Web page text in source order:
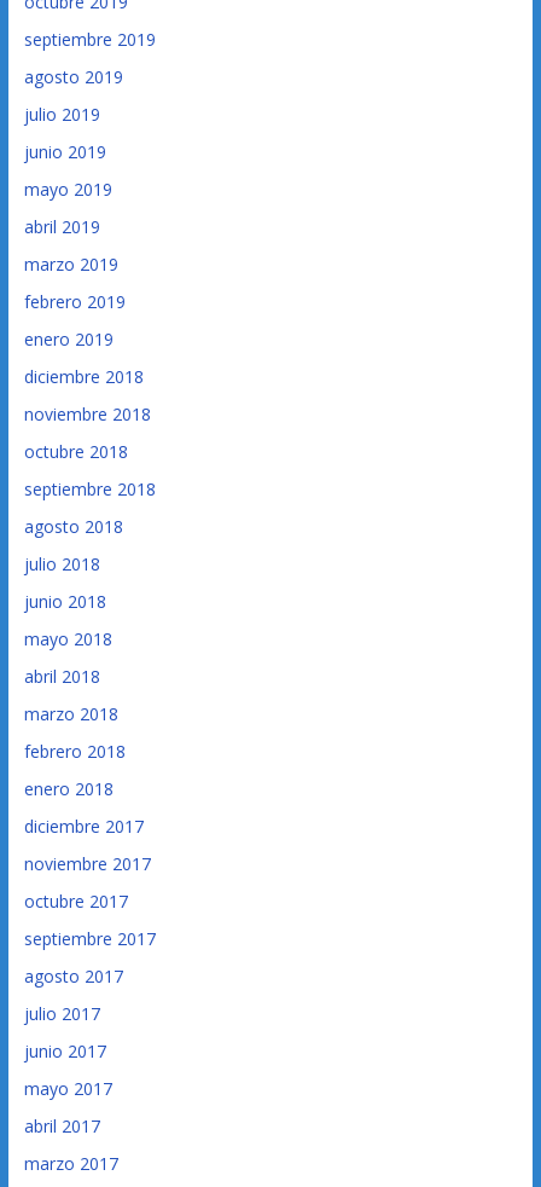
septiembre 2019
agosto 2019
julio 2019
junio 2019
mayo 2019
abril 2019
marzo 2019
febrero 2019
enero 2019
diciembre 2018
noviembre 2018
octubre 2018
septiembre 2018
agosto 2018
julio 2018
junio 2018
mayo 2018
abril 2018
marzo 2018
febrero 2018
enero 2018
diciembre 2017
noviembre 2017
octubre 2017
septiembre 2017
agosto 2017
julio 2017
junio 2017
mayo 2017
abril 2017
marzo 2017